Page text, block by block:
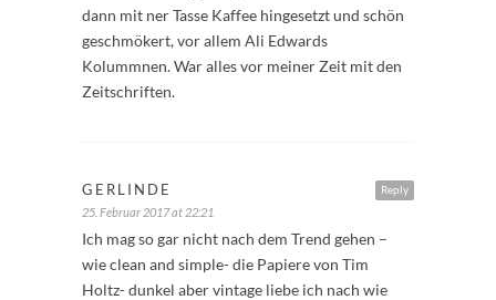
dann mit ner Tasse Kaffee hingesetzt und schön
geschmökert, vor allem Ali Edwards
Kolummnen. War alles vor meiner Zeit mit den
Zeitschriften.
Reply
GERLINDE
25. Februar 2017 at 22:21
Ich mag so gar nicht nach dem Trend gehen –
wie clean and simple- die Papiere von Tim
Holtz- dunkel aber vintage liebe ich nach wie